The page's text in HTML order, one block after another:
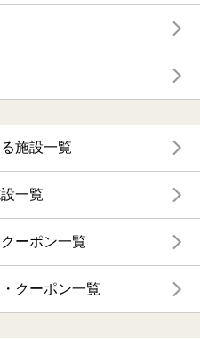
施設一覧
一覧
ーポン一覧
クーポン一覧